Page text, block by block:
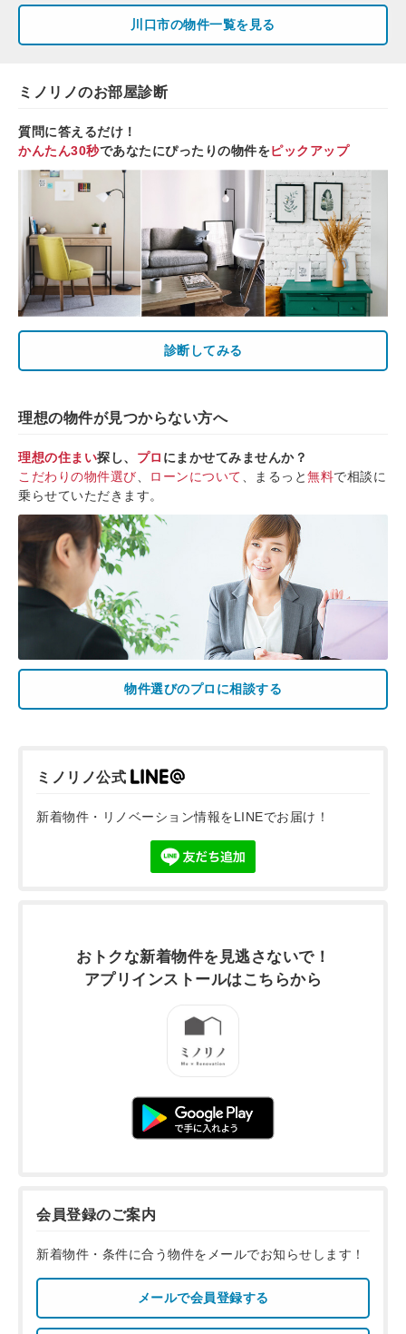
川口市の物件一覧を見る
ミノリノのお部屋診断
質問に答えるだけ！
かんたん30秒であなたにぴったりの物件をピックアップ
診断してみる
理想の物件が見つからない方へ
理想の住まい探し、 プロ にまかせてみませんか？
こだわりの物件選び
ローンについて 、まるっと無料で相談に
乗らせていただきます。
物件選びのプロに相談する
ミノリノ公式
新着物件・リノベーション情報をLINEでお届け！
おトクな新着物件を 見逃さないで！
アプリインストールはこちらから
会員登録のご案内
新着物件・条件に合う物件をメールでお知らせします！
メールで会員登録する